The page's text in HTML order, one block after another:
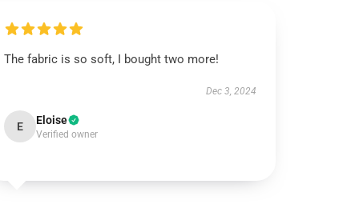
The fabric is so soft, I bought two more!
Dec 3, 2024
E Eloise
Verified owner